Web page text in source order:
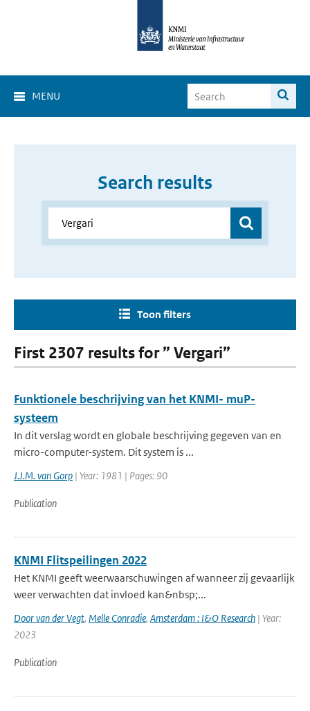
MENU
Search results
Toon filters
First 2307 results for ” Vergari”
Funktionele beschrijving van het KNMI- muP-
systeem
In dit verslag wordt en globale beschrijving gegeven van en
micro-computer-system. Dit system is ...
J.J.M. van Gorp | Year: 1981 | Pages: 90
Publication
KNMI Flitspeilingen 2022
Het KNMI geeft weerwaarschuwingen af wanneer zij gevaarlijk
weer verwachten dat invloed kan&nbsp;...
Door van der Vegt, Melle Conradie, Amsterdam : I&O Research | Year:
2023
Publication